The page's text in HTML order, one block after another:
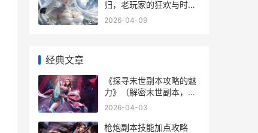
归，老玩家的狂欢与时代
之思**
2026-04-09
经典文章
《探寻末世副本攻略的魅
力》（解密末世副本，畅
享游戏乐趣）
2026-04-03
枪炮副本技能加点攻略